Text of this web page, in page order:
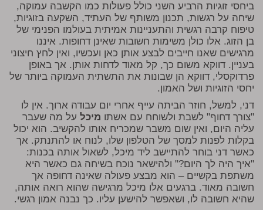
ביחסי זוגיות הרביע השני כולל פעולות כמו הקשבה עמוקה,
שיחה על רגשות, תכנון משותף של העתיד, השקעה בזוגיות,
טיפוח קרבה רגשית והתעניינות אמיתית בעולמו הפנימי של
בן הזוג. אלו כולן משימות חשובות שאינן דחופות. איננו
מרגישים שאנו חייבים לבצע אותן כאן ועכשיו, ואין לחץ חיצוני
בעניין. דווקא משום כך, קל מאוד לדחות אותן. אך באופן
פרדוקסלי, דווקא הן שבונות את התשתית העמוקה ביותר של
יחסי הזוגיות ושל האמון.
דני, למשל, חוזר הביתה עייף אחרי יום עבודה ארוך. אין לו
"צורך דחוף" לשבת ולשוחח עם אשתו מיכל על מה שעבר
עליה היום, ואין שום משבר שמכריח אותו להקשיב. הוא יכול
בקלות לפנות למסך של הטלפון שלו, לנוח או להתנתק. אך
כאשר דני בוחר להתיישב ליד מיכל, לשאול אותה בכנות:
"איך היה לך היום?" ולהישאר נוכח בשיחה גם כאשר היא
משתפת בקשיים – הוא מבצע פעולה שאינה דחופה אך
חשובה מאוד. ברגעים אלו מיכל מרגישה שהוא רואה אותה,
שהיא חשובה לו, ושאפשר להישען עליו. כך נבנה אמון רגשי.